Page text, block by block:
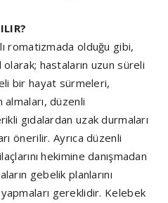
romatizmada olduğu gibi,
olarak; hastaların uzun süreli
bir hayat sürmeleri,
düzenli
gıdalardan uzak durmaları
önerilir. Ayrıca düzenli
hekimine danışmadan
gebelik planlarını
gereklidir. Kelebek